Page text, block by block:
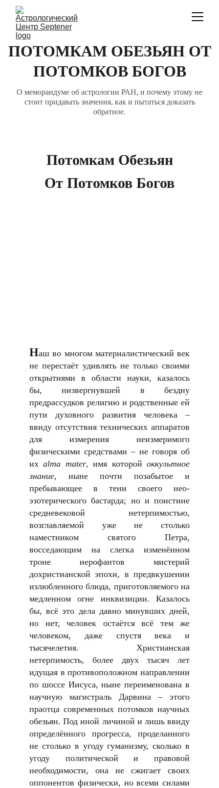
ПОТОМКАМ ОБЕЗЬЯН ОТ
ПОТОМКОВ БОГОВ
О меморандуме об астрологии РАН, и почему этому не
стоит придавать значения, как и пытаться доказать
обратное.
Наш во многом материалистический век
не перестаёт удивлять не только своими
открытиями в области науки, казалось
бы, низвергнувшей в бездну
предрассудков религию и родственные ей
пути духовного развития человека –
ввиду отсутствия технических аппаратов
для измерения неизмеримого
физическими средствами – не говоря об
ихalma mater, имя которойоккультное
знание, ныне почти позабытое и
пребывающее в тени своего нео-
эзотерического бастарда; но и поистине
средневековой нетерпимостью,
возглавляемой уже не столько
наместником святого Петра,
восседающим на слегка изменённом
троне иерофантов мистерий
дохристианской эпохи, в предвкушении
излюбленного блюда, приготовляемого на
медленном огне инквизиции. Казалось
бы, всё это дела давно минувших дней,
но нет, человек остаётся всё тем же
человеком, даже спустя века и
тысячелетия. Христианская
нетерпимость, более двух тысяч лет
идущая в противоположном направлении
по шоссе Иисуса, ныне переименована в
научную магистраль Дарвина – этого
праотца современных потомков научных
обезьян. Под иной личиной и лишь ввиду
определённого прогресса, проделанного
не столько в угоду гуманизму, сколько в
угоду политической и правовой
необходимости, она не сжигает своих
оппонентов физически, но всеми силами
Потомкам Обезьян
От Потомков Богов